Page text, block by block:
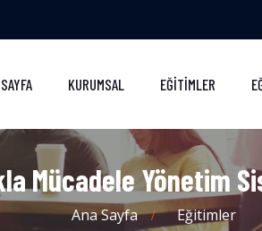
KURUMSAL EĞITIMLER
Mücadele Yönetim
Ana Sayfa Eğitimler